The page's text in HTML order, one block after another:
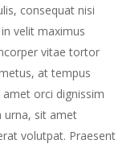
consequat nisi
velit maximus
vitae tortor
at tempus
orci dignissim
urna, sit amet
volutpat. Praesent